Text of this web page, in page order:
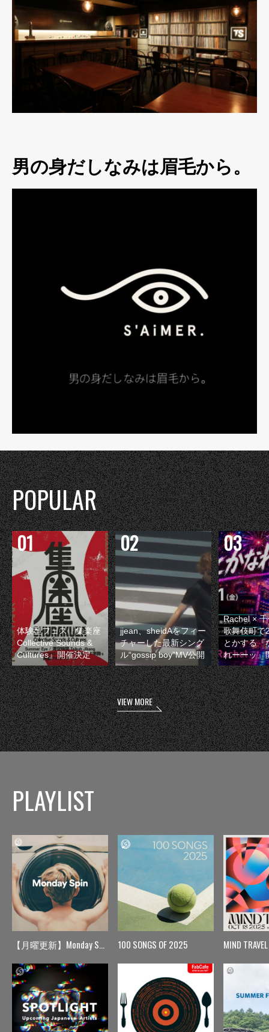
男の身だしなみは眉毛から。
POPULAR
体験型フェス『集楽座
Collective Sounds &
Cultures』開催決定
jjean、sheidAをフィー
チャーした最新シング
ル“gossip boy”MV公開
Rachel ×
歌舞伎町で
とかする『
れーーッ』
VIEW MORE
PLAYLIST
【月曜更新】Monday Spin 100 SONGS OF 2025 MIND TRAVEL